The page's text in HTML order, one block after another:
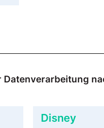
Disney